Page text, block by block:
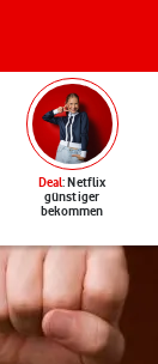
Deal: Netflix
günstiger
bekommen